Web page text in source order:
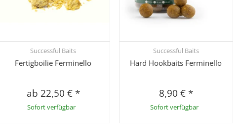
Schnellkauf
Successful Baits
Fertigboilie Ferminello
ab 22,50 € *
Sofort verfügbar
Schnellkauf
Successful Baits
Hard Hookbaits Ferminello
8,90 € *
Sofort verfügbar